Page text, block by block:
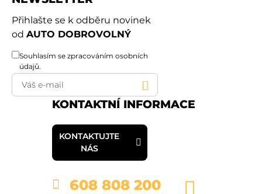
Přihlašte se k odběru novinek
od AUTO DOBROVOLNÝ
Souhlasím se zpracováním osobních
údajů.
KONTAKTNÍ INFORMACE
KONTAKTUJTE
NÁS
608 808 200